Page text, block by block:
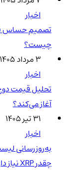
اخبار
تصمیم حساس
چیست؟
۳ مرداد ۱۴۰۵
اخبار
آغاز می‌کند؟
۳۱ تیر ۱۴۰۵
اخبار
چقدر XRP نیاز دارید؟